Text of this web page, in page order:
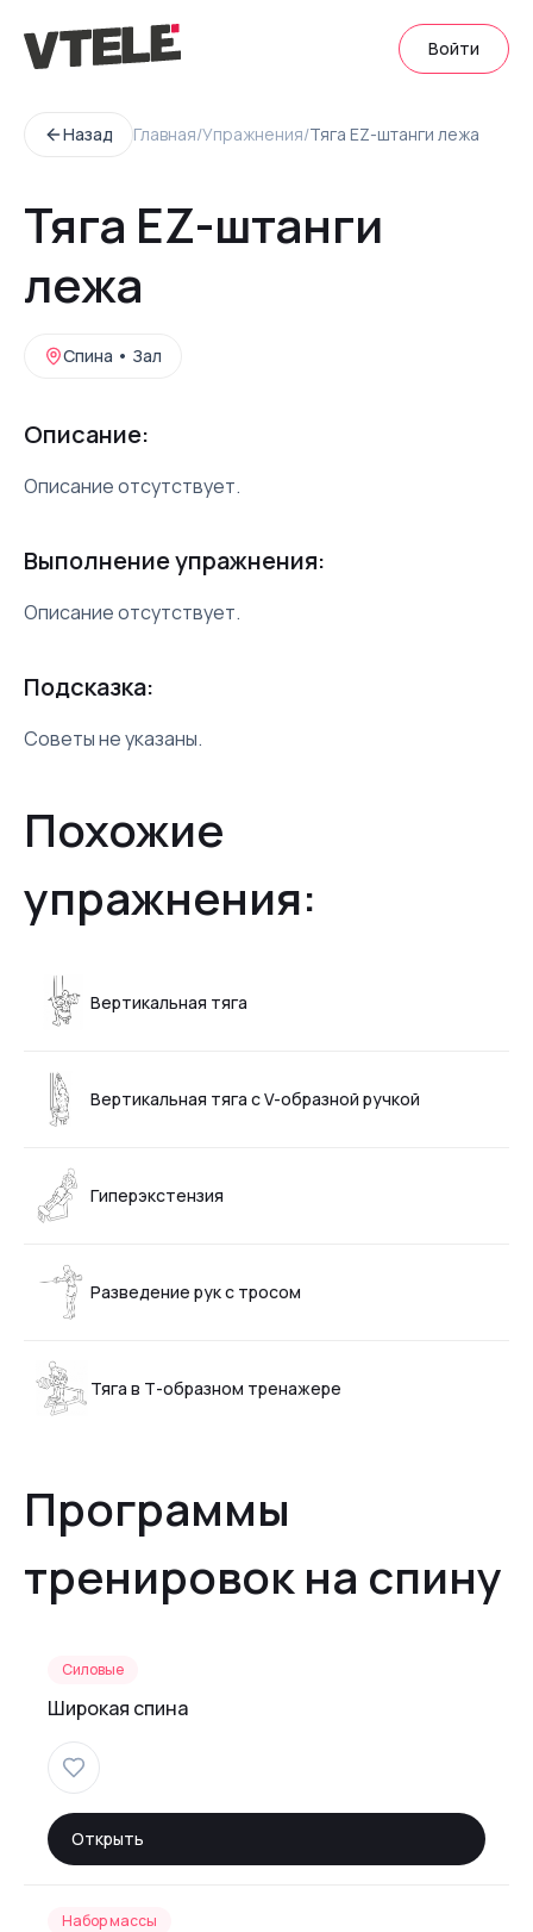
Войти
Назад Главная/Упражнения/Тяга EZ-штанги лежа
Тяга EZ-штанги
лежа
Спина • Зал
Описание:
Описание отсутствует.
Выполнение упражнения:
Описание отсутствует.
Подсказка:
Советы не указаны.
Похожие
упражнения:
Вертикальная тяга
Вертикальная тяга с V-образной ручкой
Гиперэкстензия
Разведение рук с тросом
Тяга в Т-образном тренажере
Программы
тренировок на спину
Силовые
Широкая спина
Открыть
Набор массы